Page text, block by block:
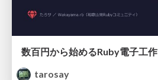
数百円から始めるRuby電子工作
tarosay